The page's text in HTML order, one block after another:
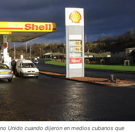
Unido cuando dijeron en medios cubanos que